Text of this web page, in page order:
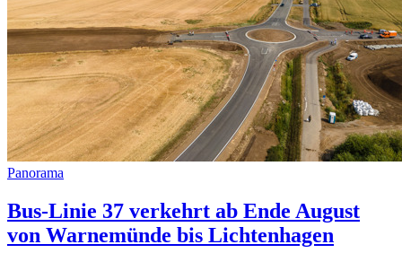
Panorama
Bus-Linie 37 verkehrt ab Ende August
von Warnemünde bis Lichtenhagen